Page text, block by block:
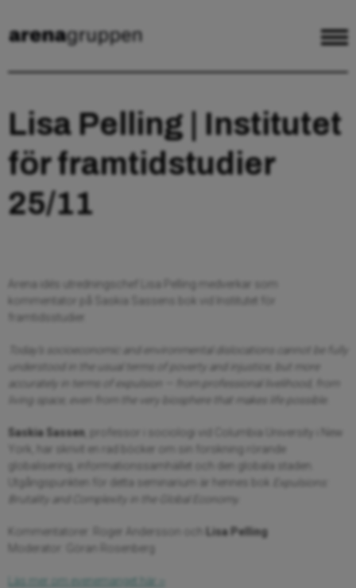
Lisa Pelling | Institutet
för framtidstudier
25/11
framtidsstudier.
Today’s socioeconomic and environmental dislocations cannot be fully
understood in the usual terms of poverty and injustice, but more
accurately in terms of expulsion — from professional livelihood, from
living space, even from the very biosphere that makes life possible.
Saskia Sassen
globalisering, informationssamhället och den globala staden.
Brutality and Complexity in the Global Economy.
Lisa Pelling
Läs mer om evenemanget här ››